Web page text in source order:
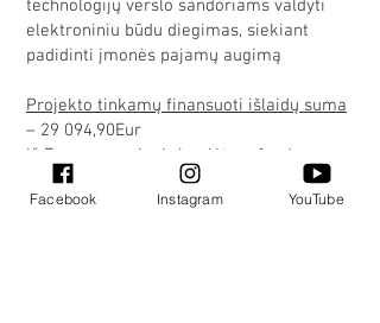
technologijų verslo sandoriams valdyti
elektroniniu būdu diegimas, siekiant
padidinti įmonės pajamų augimą
Projekto tinkamų finansuoti išlaidų suma
– 29 094,90Eur
Iš Europos regioninės plėtros fondo
projekto įgyvendinimui skiriama iki – 21
821,17 Eur
Facebook Instagram YouTube